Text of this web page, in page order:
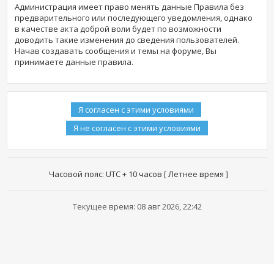
Администрация имеет право менять данные Правила без
предварительного или последующего уведомления, однако
в качестве акта доброй воли будет по возможности
доводить такие изменения до сведения пользователей.
Начав создавать сообщения и темы на форуме, Вы
принимаете данные правила.
Часовой пояс: UTC + 10 часов [ Летнее время ]
Текущее время: 08 авг 2026, 22:42